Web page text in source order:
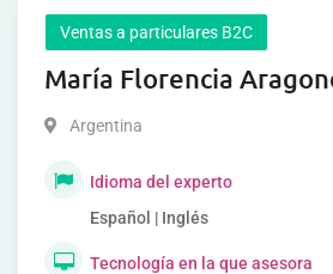
Ventas a particulares B2C
María Florencia
Argentina
Idioma del experto
Español | Inglés
Tecnología en la que asesora